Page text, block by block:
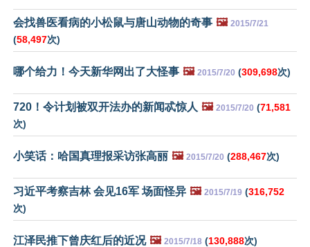
会找兽医看病的小松鼠与唐山动物的奇事 🖼️ 2015/7/21
(58,497次)
哪个给力！今天新华网出了大怪事 🖼️ 2015/7/20 (309,698次)
720！令计划被双开法办的新闻忒惊人 🖼️ 2015/7/20 (71,581
次)
小笑话：哈国真理报采访张高丽 🖼️ 2015/7/20 (288,467次)
习近平考察吉林 会见16军 场面怪异 🖼️ 2015/7/19 (316,752
次)
江泽民推下曾庆红后的近况 🖼️ 2015/7/18 (130,888次)